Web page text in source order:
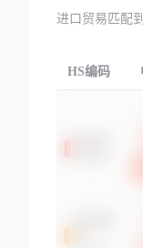
进口贸易匹配
HS编码